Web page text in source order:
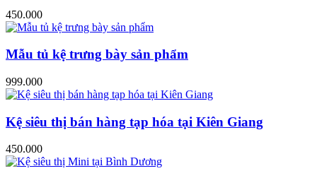
450.000
Mẫu tủ kệ trưng bày sản phẩm
999.000
Kệ siêu thị bán hàng tạp hóa tại Kiên Giang
450.000